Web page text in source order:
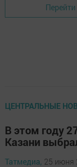
ЦЕНТРАЛЬНЫЕ
В этом году
Казани
Татмедиа, 25 июня